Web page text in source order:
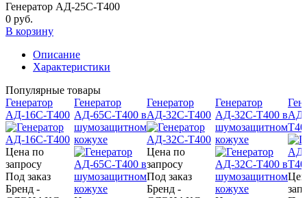
Генератор АД-25С-Т400
0 руб.
В корзину
Описание
Характеристики
Популярные товары
Генератор
АД-16С-Т400
Цена по
запросу
Под заказ
Бренд -
Генератор
АД-65С-Т400 в
шумозащитном
кожухе
Генератор
АД-32С-Т400
Цена по
запросу
Под заказ
Бренд -
Генератор
АД-32С-Т400 в
шумозащитном
кожухе